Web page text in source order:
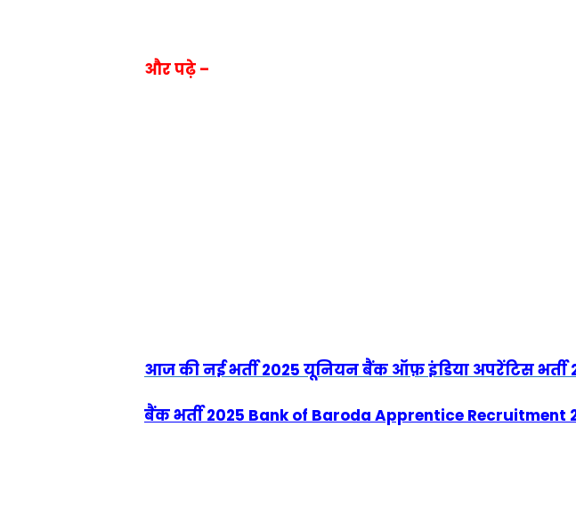
और पढ़े –
आज की नई भर्ती 2025 यूनियन बैंक ऑफ़ इंडिया अपरेंटिस भर्ती
बैंक भर्ती 2025 Bank of Baroda Apprentice Recruitment